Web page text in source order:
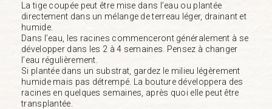
La tige coupée peut être mise dans l’eau ou plantée
directement dans un mélange de terreau léger, drainant et
humide.
Dans l’eau, les racines commenceront généralement à se
développer dans les 2 à 4 semaines. Pensez à changer
l’eau régulièrement.
Si plantée dans un substrat, gardez le milieu légèrement
humide mais pas détrempé. La bouture développera des
racines en quelques semaines, après quoi elle peut être
transplantée.